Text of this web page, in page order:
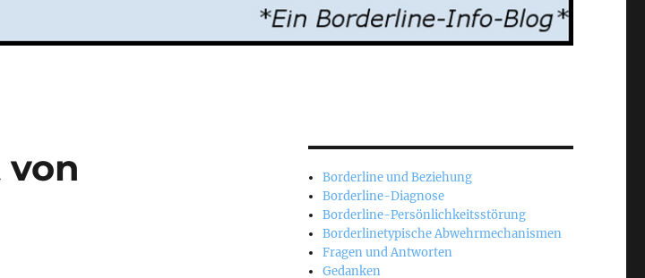
Borderline und Beziehung
Borderline-Diagnose
Borderline-Persönlichkeitsstörung
Borderlinetypische Abwehrmechanismen
Fragen und Antworten
Gedanken